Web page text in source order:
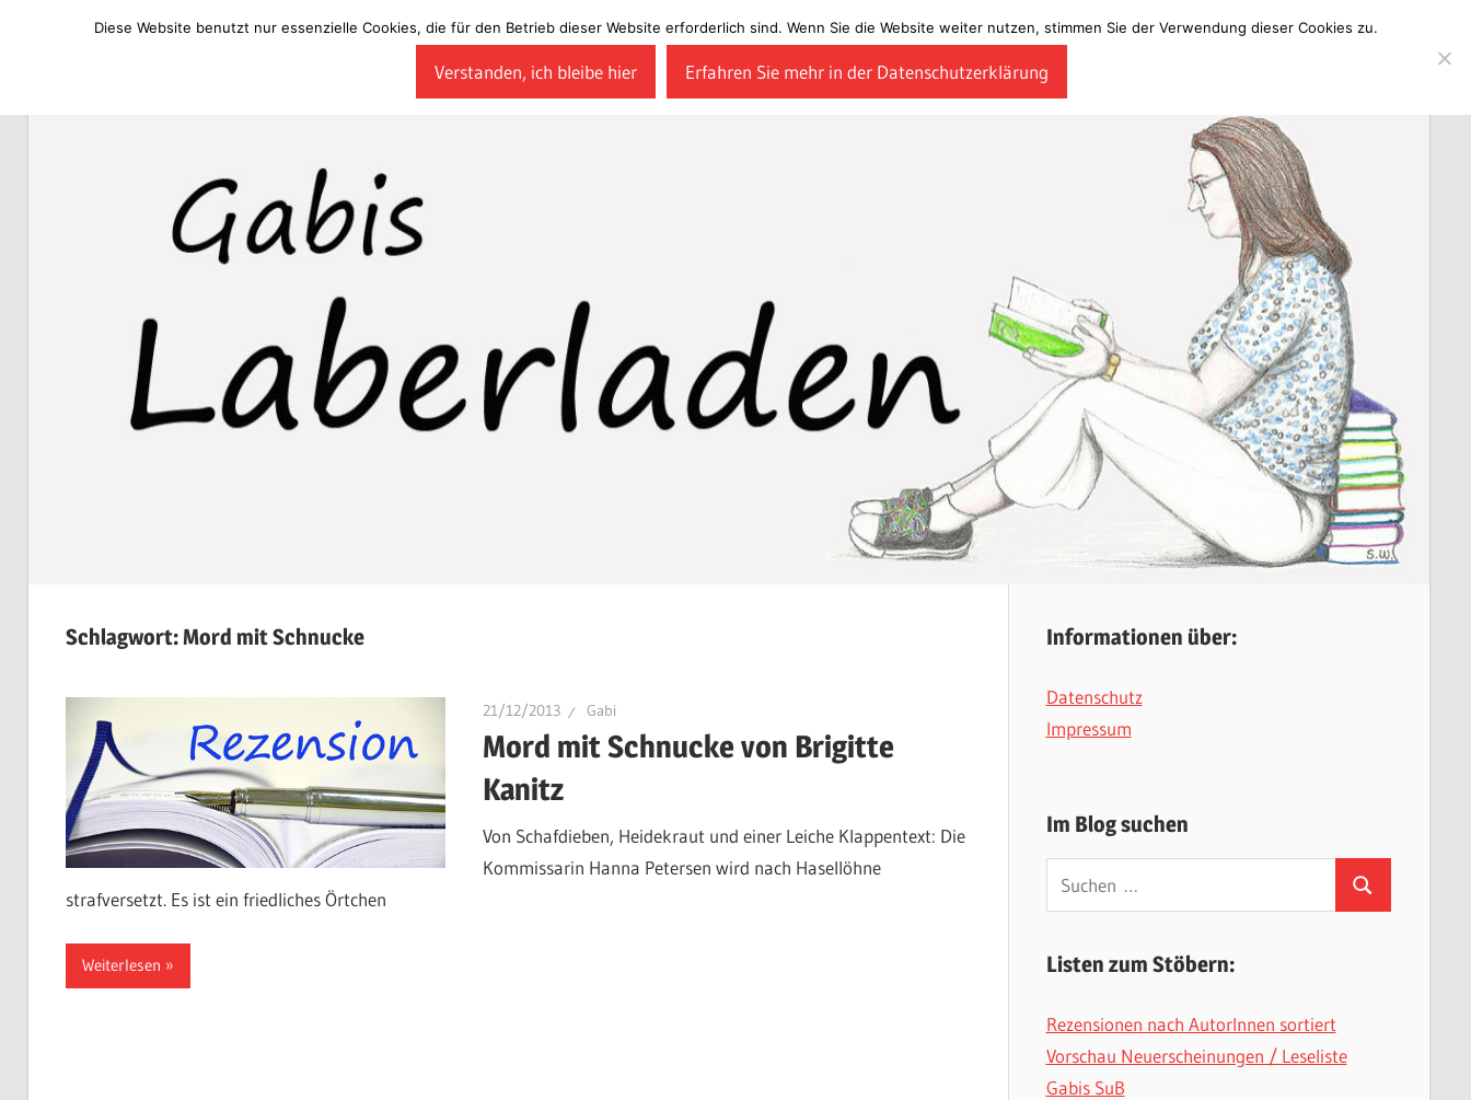
Schlagwort:Mord mit Schnucke
21/12/2013 Gabi
Mord mit Schnucke von Brigitte
Kanitz
Von Schafdieben, Heidekraut und einer Leiche Klappentext: Die
Kommissarin Hanna Petersen wird nach Hasellöhne
strafversetzt. Es ist ein friedliches Örtchen
Weiterlesen
Informationen über:
Datenschutz
Impressum
Im Blog suchen
Suchen
nach:
Suchen
Listen zum Stöbern:
Rezensionen nach AutorInnen sortiert
Vorschau Neuerscheinungen / Leseliste
Gabis SuB
Diese Website benutzt nur essenzielle Cookies, die für den Betrieb dieser Website erforderlich sind. Wenn Sie die Website weiter nutzen, stimmen Sie der Verwendung dieser Cookies zu.
Verstanden, ich bleibe hier Erfahren Sie mehr in der Datenschutzerklärung